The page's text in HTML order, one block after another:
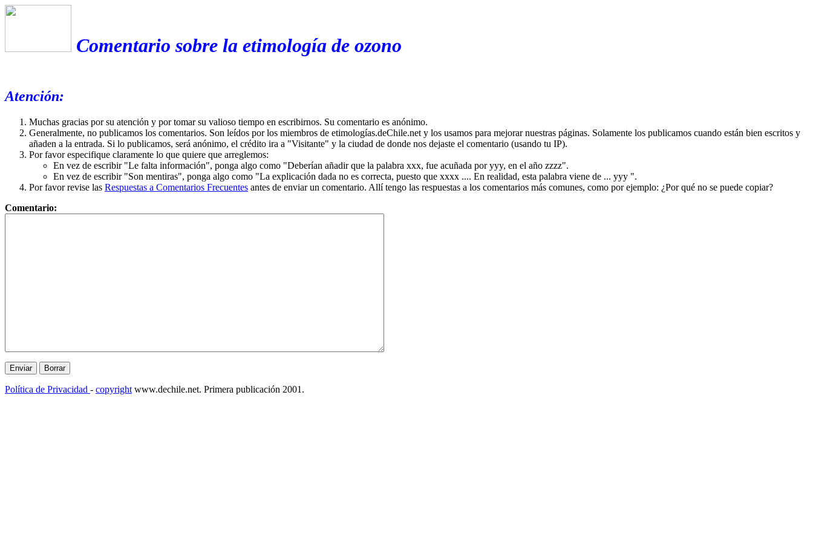
Comentario sobre la etimología de ozono
Atención:
Muchas gracias por su atención y por tomar su valioso tiempo en escribirnos. Su comentario es anónimo.
Generalmente, no publicamos los comentarios. Son leídos por los miembros de etimologías.deChile.net y los usamos para mejorar nuestras páginas. Solamente los publicamos cuando están bien escritos y
añaden a la entrada. Si lo publicamos, será anónimo, el crédito ira a "Visitante" y la ciudad de donde nos dejaste el comentario (usando tu IP).
Por favor especifique claramente lo que quiere que arreglemos:
En vez de escribir "Le falta información", ponga algo como "Deberían añadir que la palabra xxx, fue acuñada por yyy, en el año zzzz".
En vez de escribir "Son mentiras", ponga algo como "La explicación dada no es correcta, puesto que xxxx .... En realidad, esta palabra viene de ... yyy ".
Por favor revise las Respuestas a Comentarios Frecuentes antes de enviar un comentario. Allí tengo las respuestas a los comentarios más comunes, como por ejemplo: ¿Por qué no se puede copiar?
Comentario:
Política de Privacidad - copyright www.dechile.net. Primera publicación 2001.